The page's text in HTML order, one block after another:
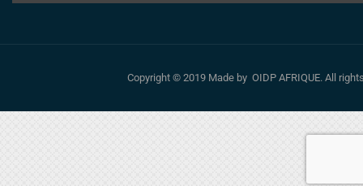
Copyright © 2019 Made by OIDP AFRIQUE. All